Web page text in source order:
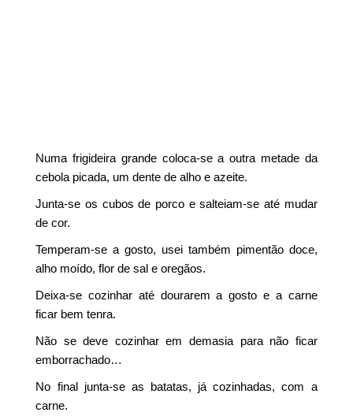
Numa frigideira grande coloca-se a outra metade da
cebola picada, um dente de alho e azeite.
Junta-se os cubos de porco e salteiam-se até mudar
de cor.
Temperam-se a gosto, usei também pimentão doce,
alho moído, flor de sal e oregãos.
Deixa-se cozinhar até dourarem a gosto e a carne
ficar bem tenra.
Não se deve cozinhar em demasia para não ficar
emborrachado…
No final junta-se as batatas, já cozinhadas, com a
carne.